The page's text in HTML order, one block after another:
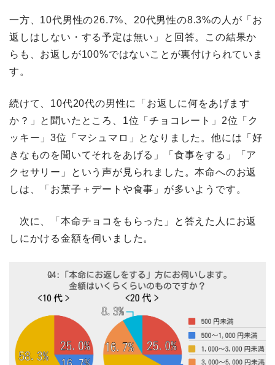
一方、10代男性の26.7%、20代男性の8.3%の人が「お
返しはしない・する予定は無い」と回答。この結果か
らも、お返しが100%ではないことが裏付けられていま
す。
続けて、10代20代の男性に「お返しに何をあげます
か？」と聞いたところ、1位「チョコレート」2位「ク
ッキー」3位「マシュマロ」となりました。他には「好
きなものを聞いてそれをあげる」「食事をする」「ア
クセサリー」という声が見られました。本命へのお返
しは、「お菓子＋デートや食事」が多いようです。
次に、「本命チョコをもらった」と答えた人にお返
しにかける金額を伺いました。